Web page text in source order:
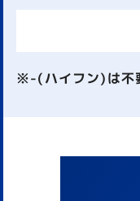
※-(ハイフン)は不